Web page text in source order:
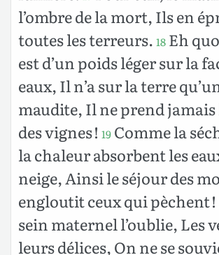
l’ombre de la mort, Ils en
toutes les terreurs. 18 Eh
est d’un poids léger sur la
eaux, Il n’a sur la terre
maudite, Il ne prend
des vignes ! 19 Comme la
la chaleur absorbent les
neige, Ainsi le séjour des
engloutit ceux qui pèchent !
sein maternel l’oublie, Les
leurs délices, On ne se